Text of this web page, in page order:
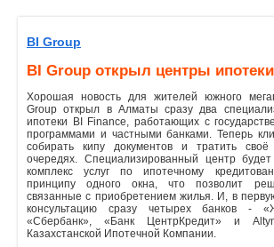
Новостройки
Новости
События
Агентства
Объявления
BI Group
BI Group открыл центры
Хорошая новость для жителей южного
Group открыл в Алматы сразу два
ипотеки BI Finance, работающих с
программами и частными банками. Теперь
собирать кипу документов и тратить
очередях. Специализированный центр
комплекс услуг по ипотечному
принципу одного окна, что позволит
связанные с приобретением жилья. И, в
консультацию сразу четырех банков -
«Сбербанк», «Банк ЦентрКредит» и
Казахстанской Ипотечной Компании.